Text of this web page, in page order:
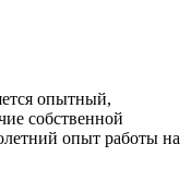
опытный,
собственной
опыт работы на